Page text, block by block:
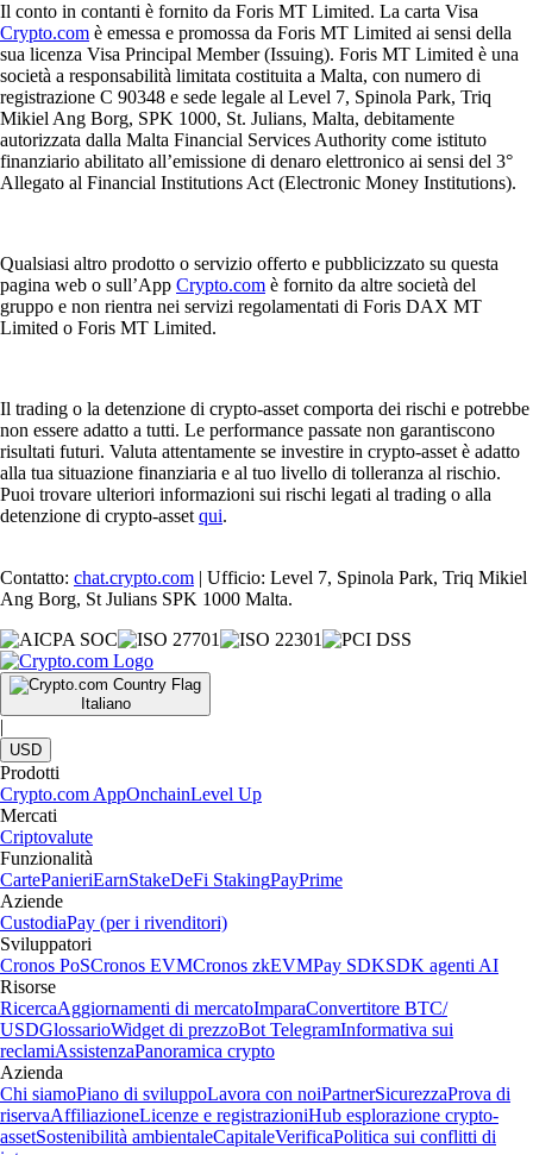
Il conto in contanti è fornito da Foris MT Limited. La carta Visa
Crypto.com è emessa e promossa da Foris MT Limited ai sensi della
sua licenza Visa Principal Member (Issuing). Foris MT Limited è una
società a responsabilità limitata costituita a Malta, con numero di
registrazione C 90348 e sede legale al Level 7, Spinola Park, Triq
Mikiel Ang Borg, SPK 1000, St. Julians, Malta, debitamente
autorizzata dalla Malta Financial Services Authority come istituto
finanziario abilitato all’emissione di denaro elettronico ai sensi del 3°
Allegato al Financial Institutions Act (Electronic Money Institutions).
Qualsiasi altro prodotto o servizio offerto e pubblicizzato su questa
pagina web o sull’App Crypto.com è fornito da altre società del
gruppo e non rientra nei servizi regolamentati di Foris DAX MT
Limited o Foris MT Limited.
Il trading o la detenzione di crypto-asset comporta dei rischi e potrebbe
non essere adatto a tutti. Le performance passate non garantiscono
risultati futuri. Valuta attentamente se investire in crypto-asset è adatto
alla tua situazione finanziaria e al tuo livello di tolleranza al rischio.
Puoi trovare ulteriori informazioni sui rischi legati al trading o alla
detenzione di crypto-asset qui.
Contatto: chat.crypto.com | Ufficio: Level 7, Spinola Park, Triq Mikiel
Ang Borg, St Julians SPK 1000 Malta.
Italiano
|
USD
Prodotti
Crypto.com AppOnchainLevel Up
Mercati
Criptovalute
Funzionalità
CartePanieriEarnStakeDeFi StakingPayPrime
Aziende
CustodiaPay (per i rivenditori)
Sviluppatori
Cronos PoSCronos EVMCronos zkEVMPay SDKSDK agenti AI
Risorse
RicercaAggiornamenti di mercatoImparaConvertitore BTC/
USDGlossarioWidget di prezzoBot TelegramInformativa sui
reclamiAssistenzaPanoramica crypto
Azienda
Chi siamoPiano di sviluppoLavora con noiPartnerSicurezzaProva di
riservaAffiliazioneLicenze e registrazioniHub esplorazione crypto-
assetSostenibilità ambientaleCapitaleVerificaPolitica sui conflitti di